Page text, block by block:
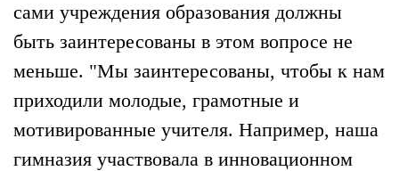
сами учреждения образования должны
быть заинтересованы в этом вопросе не
меньше. "Мы заинтересованы, чтобы к нам
приходили молодые, грамотные и
мотивированные учителя. Например, наша
гимназия участвовала в инновационном